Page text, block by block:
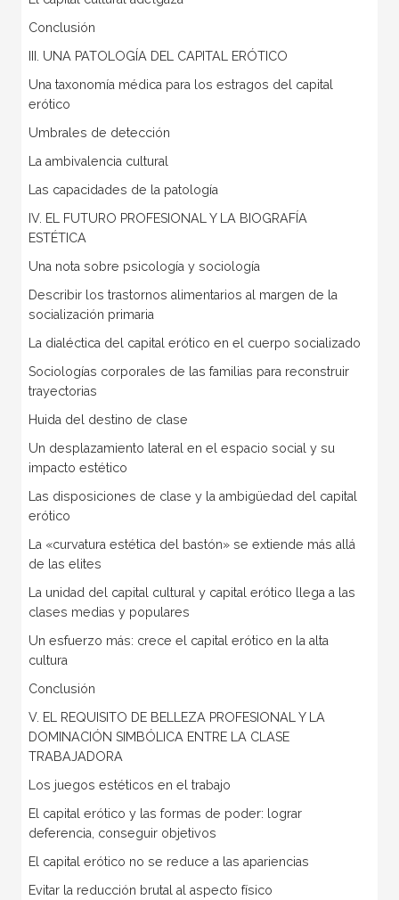
Conclusión
III. UNA PATOLOGÍA DEL CAPITAL ERÓTICO
Una taxonomía médica para los estragos del capital
erótico
Umbrales de detección
La ambivalencia cultural
Las capacidades de la patología
IV. EL FUTURO PROFESIONAL Y LA BIOGRAFÍA
ESTÉTICA
Una nota sobre psicología y sociología
Describir los trastornos alimentarios al margen de la
socialización primaria
La dialéctica del capital erótico en el cuerpo socializado
Sociologías corporales de las familias para reconstruir
trayectorias
Huida del destino de clase
Un desplazamiento lateral en el espacio social y su
impacto estético
Las disposiciones de clase y la ambigüedad del capital
erótico
La «curvatura estética del bastón» se extiende más allá
de las elites
La unidad del capital cultural y capital erótico llega a las
clases medias y populares
Un esfuerzo más: crece el capital erótico en la alta
cultura
Conclusión
V. EL REQUISITO DE BELLEZA PROFESIONAL Y LA
DOMINACIÓN SIMBÓLICA ENTRE LA CLASE
TRABAJADORA
Los juegos estéticos en el trabajo
El capital erótico y las formas de poder: lograr
deferencia, conseguir objetivos
El capital erótico no se reduce a las apariencias
Evitar la reducción brutal al aspecto físico